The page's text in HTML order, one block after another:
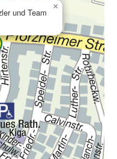
und Team
×